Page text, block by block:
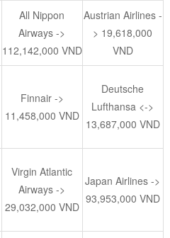
All Nippon
Airways ->
112,142,000 VND
Austrian Airlines -
> 19,618,000
VND
Finnair ->
11,458,000 VND
Deutsche
Lufthansa <->
13,687,000 VND
Virgin Atlantic
Airways ->
29,032,000 VND
Japan Airlines ->
93,953,000 VND